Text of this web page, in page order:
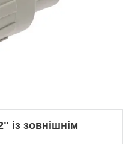
із зовнішнім